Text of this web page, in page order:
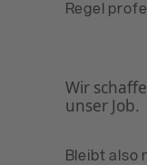
Regel
Wir
unser Job.
Bleibt also